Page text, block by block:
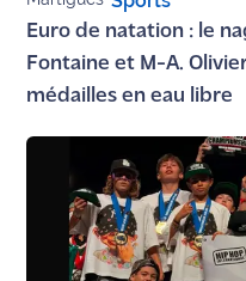
rouge
Maritima
L'anecdote
mon
club
Euro de natation : le
Fontaine et M-A.
médailles en eau libre